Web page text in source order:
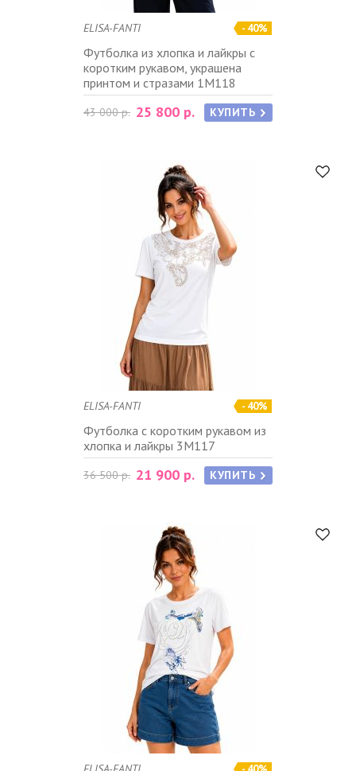
- 40%
ELISA-FANTI
Футболка из хлопка и лайкры с
коротким рукавом, украшена
принтом и стразами 1M118
43 000 р. 25 800 р. КУПИТЬ
- 40%
ELISA-FANTI
Футболка с коротким рукавом из
хлопка и лайкры 3M117
36 500 р. 21 900 р. КУПИТЬ